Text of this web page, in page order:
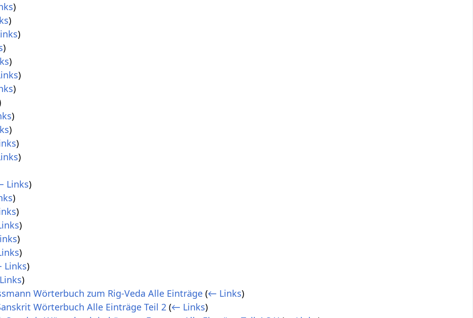
)
)
)
)
)
)
)
)
)
)
)
Links)
)
)
)
)
)
Links)
)
Wörterbuch zum Rig-Veda Alle Einträge (← Links)
Wörterbuch Alle Einträge Teil 2 (← Links)